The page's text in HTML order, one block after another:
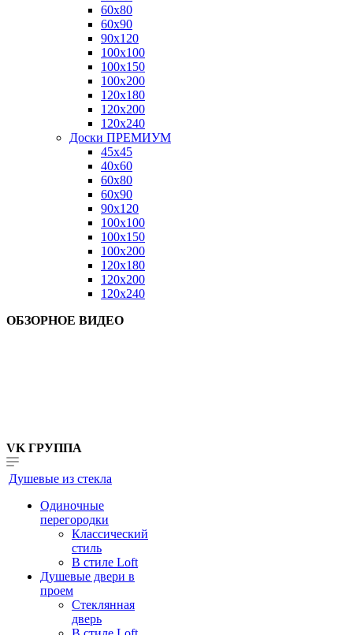
60x80
60x90
90x120
100x100
100x150
100x200
120x180
120x200
120x240
Доски ПРЕМИУМ
45x45
40x60
60x80
60x90
90x120
100x100
100x150
100x200
120x180
120x200
120x240
ОБЗОРНОЕ ВИДЕО
VK ГРУППА
Душевые из стекла
Одиночные
перегородки
Классический
стиль
В стиле Loft
Душевые двери в
проем
Стеклянная
дверь